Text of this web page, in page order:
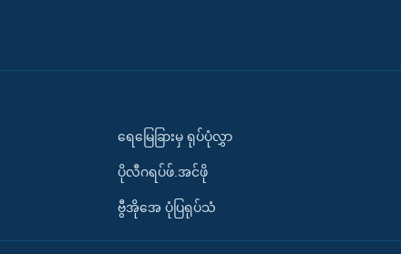
ရေမြေခြားမှ ရုပ်ပုံလွှာ
ပိုလီဂရပ်ဖ်.အင်ဖို
ဗွီအိုအေ ပုံပြရုပ်သံ